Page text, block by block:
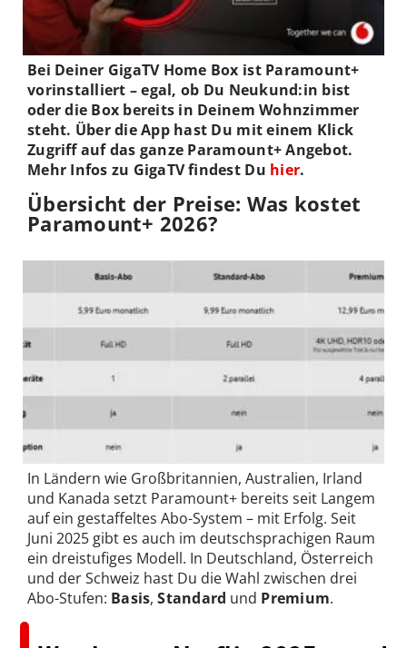
Bei Deiner GigaTV Home Box ist Paramount+
vorinstalliert – egal, ob Du Neukund:in bist
oder die Box bereits in Deinem Wohnzimmer
steht. Über die App hast Du mit einem Klick
Zugriff auf das ganze Paramount+ Angebot.
Mehr Infos zu GigaTV findest Du hier.
Übersicht der Preise: Was kostet
Paramount+ 2026?
In Ländern wie Großbritannien, Australien, Irland
und Kanada setzt Paramount+ bereits seit Langem
auf ein gestaffeltes Abo-System – mit Erfolg. Seit
Juni 2025 gibt es auch im deutschsprachigen Raum
ein dreistufiges Modell. In Deutschland, Österreich
und der Schweiz hast Du die Wahl zwischen drei
Abo-Stufen: Basis,Standard und Premium.